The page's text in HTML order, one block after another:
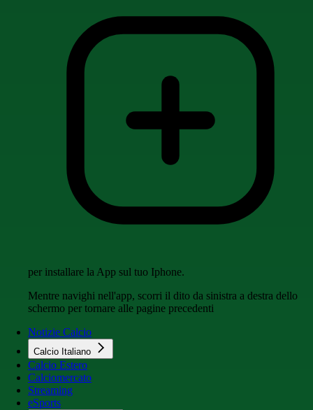
per installare la App sul tuo Iphone.
Mentre navighi nell'app, scorri il dito da sinistra a destra dello
schermo per tornare alle pagine precedenti
Notizie Calcio
Calcio Italiano
Calcio Estero
Calciomercato
Streaming
eSports